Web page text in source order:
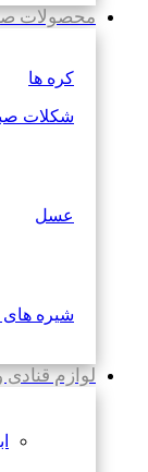
محصولات
کره ها
شکلات
عسل
شیره
لوازم قنادی